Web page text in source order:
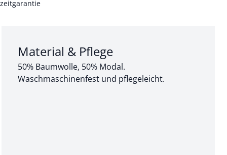
Abschnitt 3 von 3:
Material & Pflege
50% Baumwolle, 50% Modal.
Waschmaschinenfest und pflegeleicht.